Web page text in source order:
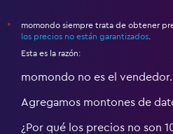
*
momondo siempre trata de obtener
los precios no están garantizados
Esta es la razón:
momondo no es el vendedor.
Agregamos montones de
¿Por qué los precios no son